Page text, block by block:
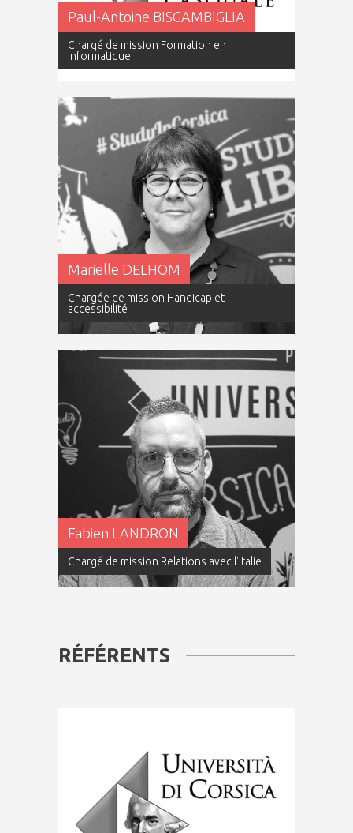
Paul-Antoine BISGAMBIGLIA
Chargé de mission Formation en
informatique
Marielle DELHOM
Chargée de mission Handicap et
accessibilité
Fabien LANDRON
Chargé de mission Relations avec l'Italie
RÉFÉRENTS